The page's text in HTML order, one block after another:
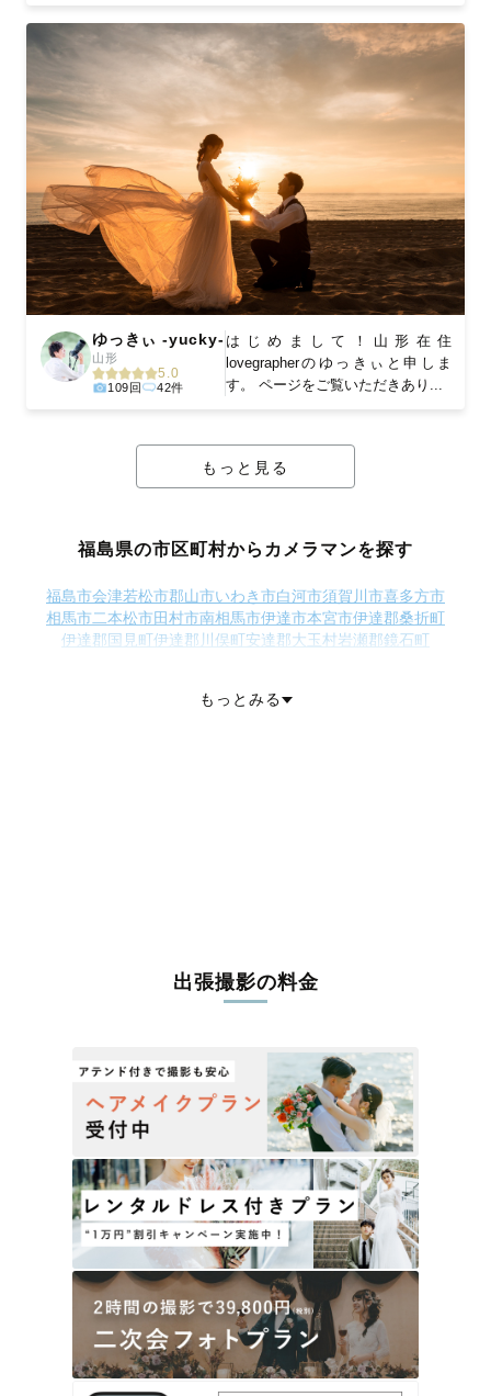
ゆっきぃ -yucky-
山形
5.0
109回 42件
はじめまして！山形在住
lovegrapherのゆっきぃと申しま
す。 ページをご覧いただきあり...
もっと見る
福島県の市区町村からカメラマンを探す
福島市会津若松市郡山市いわき市白河市須賀川市喜多方市
相馬市二本松市田村市南相馬市伊達市本宮市伊達郡桑折町
伊達郡国見町伊達郡川俣町安達郡大玉村岩瀬郡鏡石町
河沼郡会津坂下町河沼郡湯川村
もっとみる
出張撮影の料金